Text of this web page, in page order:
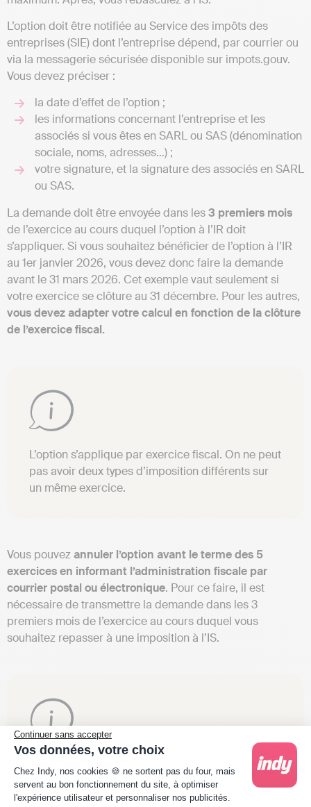
Continuer sans accepter
Vos données, votre choix
Plateforme de Gestion du Consentement :
Chez Indy, nos cookies 🍪 ne sortent pas du four, mais
servent au bon fonctionnement du site, à optimiser
l'expérience utilisateur et personnaliser nos publicités.
L’option doit être notifiée au Service des impôts des
entreprises (SIE) dont l’entreprise dépend, par courrier ou
via la messagerie sécurisée disponible sur impots.gouv.
Vous devez préciser :
la date d’effet de l’option ;
les informations concernant l’entreprise et les
associés si vous êtes en SARL ou SAS (dénomination
sociale, noms, adresses…) ;
votre signature, et la signature des associés en SARL
ou SAS.
La demande doit être envoyée dans les3 premiers mois
de l’exercice au cours duquel l’option à l’IR doit
s’appliquer. Si vous souhaitez bénéficier de l’option à l’IR
au 1er janvier 2026, vous devez donc faire la demande
avant le 31 mars 2026. Cet exemple vaut seulement si
votre exercice se clôture au 31 décembre. Pour les autres,
vous devez adapter votre calcul en fonction de la clôture
de l’exercice fiscal.
L’option s’applique par exercice fiscal. On ne peut
pas avoir deux types d’imposition différents sur
un même exercice.
Vous pouvezannuler l’option avant le terme des 5
exercices en informant l’administration fiscale par
courrier postal ou électronique. Pour ce faire, il est
nécessaire de transmettre la demande dans les 3
premiers mois de l’exercice au cours duquel vous
souhaitez repasser à une imposition à l’IS.
: vous ne pourrez plus revenir à une
imposition à l’IR a posteriori.